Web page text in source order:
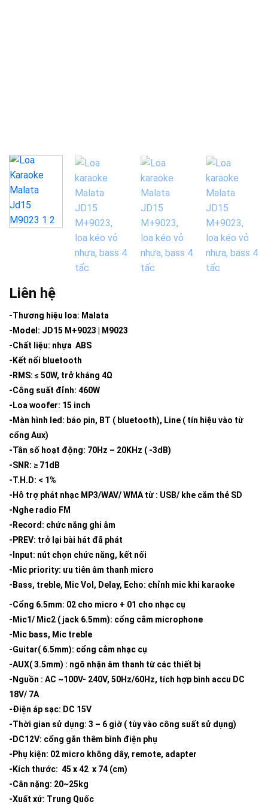
Liên hệ
-Thương hiệu loa: Malata
-Model: JD15 M+9023 | M9023
-Chất liệu: nhựa ABS
-Kết nối bluetooth
-RMS: ≤ 50W, trở kháng 4Ω
-Công suất đỉnh: 460W
-Loa woofer: 15 inch
-Màn hình led: báo pin, BT ( bluetooth), Line ( tín hiệu vào từ
cổng Aux)
-Tần số hoạt động: 70Hz – 20KHz ( -3dB)
-SNR: ≥ 71dB
-T.H.D: < 1%
-Hỗ trợ phát nhạc MP3/WAV/ WMA từ : USB/ khe cắm thẻ SD
-Nghe radio FM
-Record: chức năng ghi âm
-PREV: trở lại bài hát đã phát
-Input: nút chọn chức năng, kết nối
-Mic priority: ưu tiên âm thanh micro
-Bass, treble, Mic Vol, Delay, Echo: chỉnh mic khi karaoke
-Cổng 6.5mm: 02 cho micro + 01 cho nhạc cụ
-Mic1/ Mic2 ( jack 6.5mm): cổng cắm microphone
-Mic bass, Mic treble
-Guitar( 6.5mm): cổng cắm nhạc cụ
-AUX( 3.5mm) : ngõ nhận âm thanh từ các thiết bị
-Nguồn : AC ~100V- 240V, 50Hz/60Hz, tích hợp bình accu DC
18V/ 7A
-Điện áp sạc: DC 15V
-Thời gian sử dụng: 3 – 6 giờ ( tùy vào công suất sử dụng)
-DC12V: cổng gắn thêm bình điện phụ
-Phụ kiện: 02 micro không dây, remote, adapter
-Kích thước: 45 x 42 x 74 (cm)
-Cân nặng: 20~25kg
-Xuất xứ: Trung Quốc